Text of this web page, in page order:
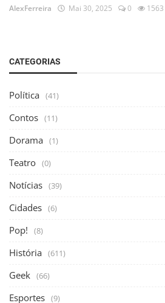
AlexFerreira Mai 30, 2025 0 1563
CATEGORIAS
Política (41)
Contos (11)
Dorama (1)
Teatro (0)
Notícias (39)
Cidades (6)
Pop! (8)
História (611)
Geek (66)
Esportes (9)